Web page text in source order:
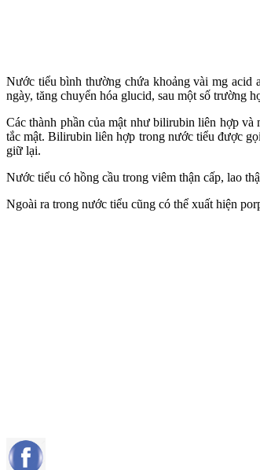
Nước tiểu bình thường chứa khoảng vài mg acid
ngày, tăng chuyển hóa glucid, sau một số trường
Các thành phần của mật như bilirubin liên hợp
tắc mật. Bilirubin liên hợp trong nước tiểu được
giữ lại.
Nước tiểu có hồng cầu trong viêm thận cấp, lao
Ngoài ra trong nước tiểu cũng có thể xuất hiện